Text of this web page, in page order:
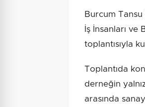
Burcum Tansu
İş İnsanları
toplantısıyla
Toplantıda
derneğin
arasında